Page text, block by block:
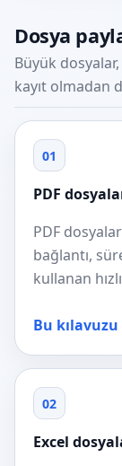
Dosya
Büyük
kayıt olmadan
01
PDF
PDF
bağlantı,
kullanan
Bu
02
Excel